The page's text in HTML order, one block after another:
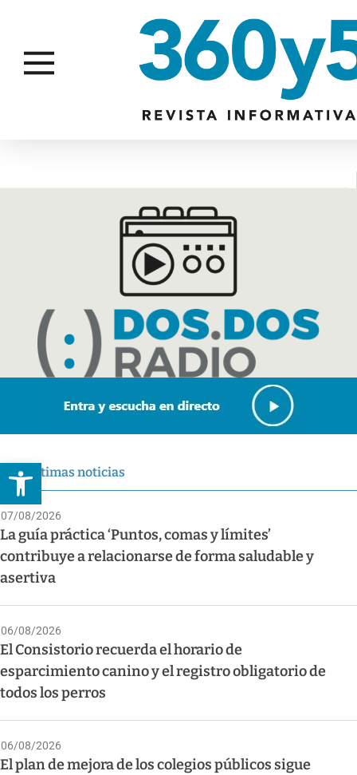
Abrir barra de herramientas
Últimas noticias
07/08/2026
La guía práctica ‘Puntos, comas y límites’
contribuye a relacionarse de forma saludable y
asertiva
06/08/2026
El Consistorio recuerda el horario de
esparcimiento canino y el registro obligatorio de
todos los perros
06/08/2026
El plan de mejora de los colegios públicos sigue